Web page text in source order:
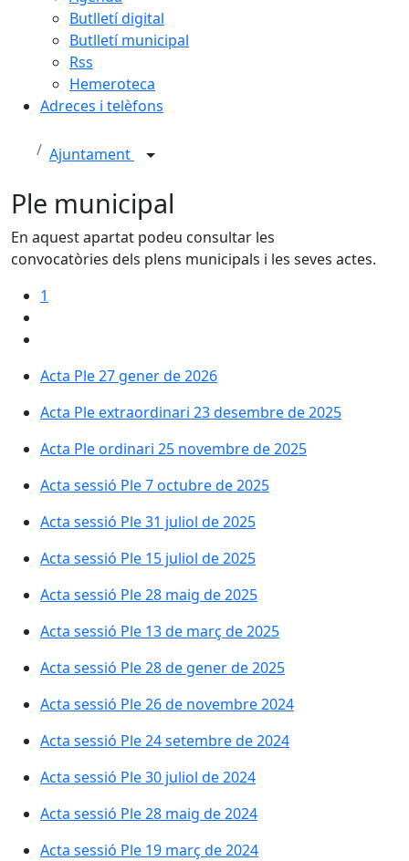
Butlletí digital
Butlletí municipal
Rss
Hemeroteca
Adreces i telèfons
Ajuntament
Ple municipal
En aquest apartat podeu consultar les
convocatòries dels plens municipals i les seves actes.
1
Acta Ple 27 gener de 2026
Acta Ple extraordinari 23 desembre de 2025
Acta Ple ordinari 25 novembre de 2025
Acta sessió Ple 7 octubre de 2025
Acta sessió Ple 31 juliol de 2025
Acta sessió Ple 15 juliol de 2025
Acta sessió Ple 28 maig de 2025
Acta sessió Ple 13 de març de 2025
Acta sessió Ple 28 de gener de 2025
Acta sessió Ple 26 de novembre 2024
Acta sessió Ple 24 setembre de 2024
Acta sessió Ple 30 juliol de 2024
Acta sessió Ple 28 maig de 2024
Acta sessió Ple 19 març de 2024